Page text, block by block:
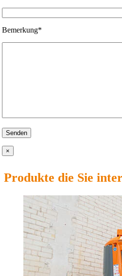
Bemerkung*
×
Produkte die Sie